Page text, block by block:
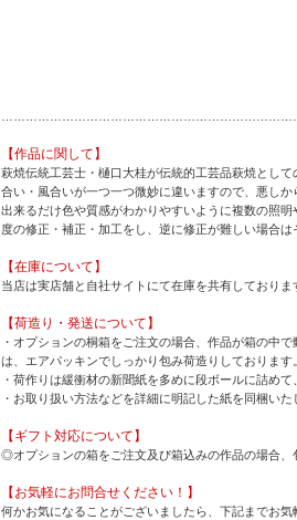
【作品に関して】
萩焼伝統工芸士・樋口大桂が伝統的工芸品萩焼とし
合い・風合いが一つ一つ微妙に違いますので、悪しか
出来るだけ色や質感がわかりやすいように複数の照
度の修正・補正・加工をし、逆に修正が難しい場合
【在庫について】
当店は実店舗と自社サイトにて在庫を共有しており
【荷造り・発送について】
・オプションの桐箱をご注文の場合、作品が箱の中
は、エアパッキンでしっかり包み荷造りしております。
・荷作りは緩衝材の新聞紙を多めに段ボールに詰めて
・お取り扱い方法などを詳細に明記した紙を同梱いた
【ギフト対応について】
◎オプションの箱をご注文及び箱込みの作品の場合、
【お気軽にお問合せください！】
何かお気になることがございましたら、下記までお気